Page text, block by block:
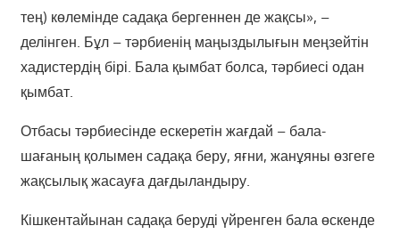
тең) көлемінде садақа бергеннен де жақсы», –
делінген. Бұл – тәрбиенің маңыздылығын меңзейтін
хадистердің бірі. Бала қымбат болса, тәрбиесі одан
қымбат.
Отбасы тәрбиесінде ескеретін жағдай – бала-
шағаның қолымен садақа беру, яғни, жанұяны өзгеге
жақсылық жасауға дағдыландыру.
Кішкентайынан садақа беруді үйренген бала өскенде